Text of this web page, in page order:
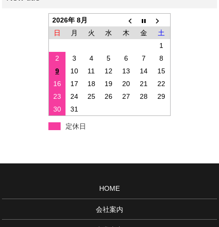
2026年 8月
日
月 火 水 木 金
土
1
2
3 4 5 6 7
8
9
10 11 12 13 14
15
16
17 18 19 20 21
22
23
24 25 26 27 28
29
30
31
定休日
HOME
会社案内